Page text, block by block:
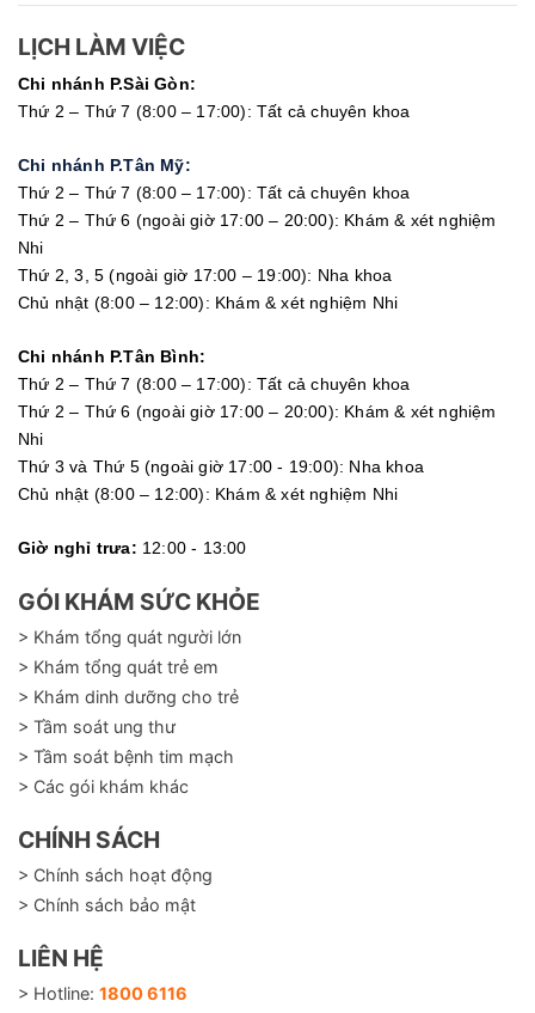
LỊCH LÀM VIỆC
Chi nhánh P.Sài Gòn:
Thứ 2 – Thứ 7 (8:00 – 17:00): Tất cả chuyên khoa
Chi nhánh P.Tân Mỹ:
Thứ 2 – Thứ 7 (8:00 – 17:00): Tất cả chuyên khoa
Thứ 2 – Thứ 6 (ngoài giờ 17:00 – 20:00): Khám & xét nghiệm
Nhi
Thứ 2, 3, 5 (ngoài giờ 17:00 – 19:00): Nha khoa
Chủ nhật (8:00 – 12:00): Khám & xét nghiệm Nhi
Chi nhánh P.Tân Bình:
Thứ 2 – Thứ 7 (8:00 – 17:00): Tất cả chuyên khoa
Thứ 2 – Thứ 6 (ngoài giờ 17:00 – 20:00): Khám & xét nghiệm
Nhi
Thứ 3 và Thứ 5 (ngoài giờ 17:00 - 19:00): Nha khoa
Chủ nhật (8:00 – 12:00): Khám & xét nghiệm Nhi
Giờ nghỉ trưa: 12:00 - 13:00
GÓI KHÁM SỨC KHỎE
> Khám tổng quát người lớn
> Khám tổng quát trẻ em
> Khám dinh dưỡng cho trẻ
> Tầm soát ung thư
> Tầm soát bệnh tim mạch
> Các gói khám khác
CHÍNH SÁCH
> Chính sách hoạt động
> Chính sách bảo mật
LIÊN HỆ
> Hotline: 1800 6116